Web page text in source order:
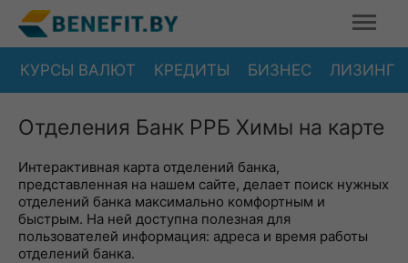
КУРСЫ ВАЛЮТ КРЕДИТЫ БИЗНЕС ЛИЗИНГ
Отделения Банк РРБ Химы на карте
Интерактивная карта отделений банка,
представленная на нашем сайте, делает поиск нужных
отделений банка максимально комфортным и
быстрым. На ней доступна полезная для
пользователей информация: адреса и время работы
отделений банка.